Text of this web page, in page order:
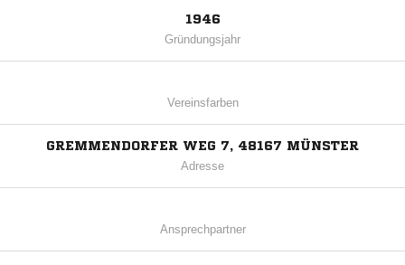
1946
Gründungsjahr
Vereinsfarben
GREMMENDORFER WEG 7, 48167 MÜNSTER
Adresse
Ansprechpartner